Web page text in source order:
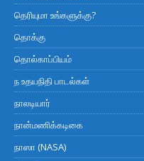
தெரியுமா உங்களுக்கு?
தொக்கு
தொல்காப்பியம்
ந உதயநிதி பாடல்கள்
நாலடியார்
நான்மணிக்கடிகை
நாஸா (NASA)